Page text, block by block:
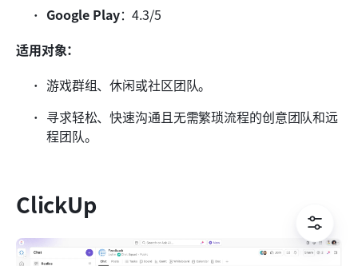
Google Play：4.3/5
适用对象：
游戏群组、休闲或社区团队。
寻求轻松、快速沟通且无需繁琐流程的创意团队和远
程团队。
ClickUp